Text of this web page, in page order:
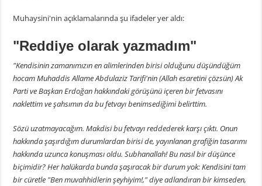
Muhaysini'nin açıklamalarında şu ifadeler yer aldı:
"Reddiye olarak yazmadım"
"Kendisinin zamanımızın en alimlerinden birisi olduğunu düşündüğüm
hocam Muhaddis Allame Abdulaziz Tarifi'nin (Allah esaretini çözsün) Ak
Parti ve Başkan Erdoğan hakkındaki görüşünü içeren bir fetvasını
naklettim ve şahsımın da bu fetvayı benimsediğimi belirttim.
Sözü uzatmayacağım. Makdisi bu fetvayı reddederek karşı çıktı. Onun
hakkında şaşırdığım durumlardan birisi de, yayınlanan grafiğin tasarımı
hakkında uzunca konuşması oldu. Subhanallah! Bu nasıl bir düşünce
biçimidir? Her halükarda bunda şaşıracak bir durum yok: Kendisini tam
bir cüretle "Ben muvahhidlerin şeyhiyim!," diye adlandıran bir kimseden,